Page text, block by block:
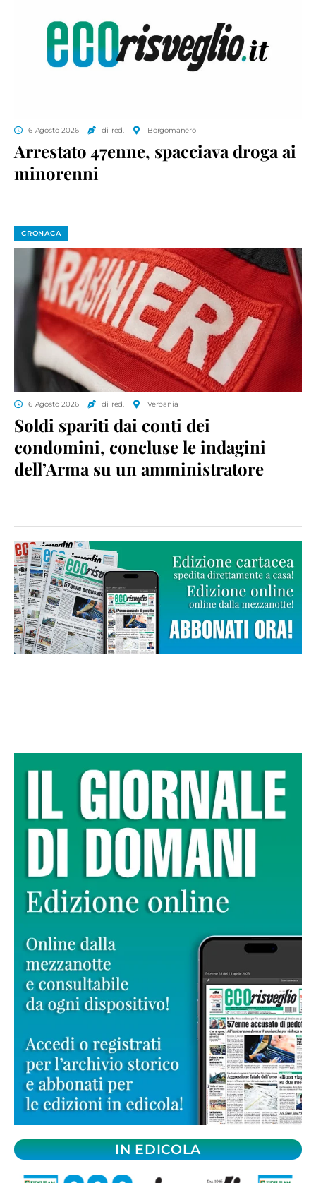
6 Agosto 2026 di red. Borgomanero
Arrestato 47enne, spacciava droga ai
minorenni
CRONACA
6 Agosto 2026 di red. Verbania
Soldi spariti dai conti dei
condomini, concluse le indagini
dell’Arma su un amministratore
IN EDICOLA